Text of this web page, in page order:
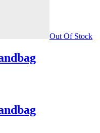
Out Of Stock